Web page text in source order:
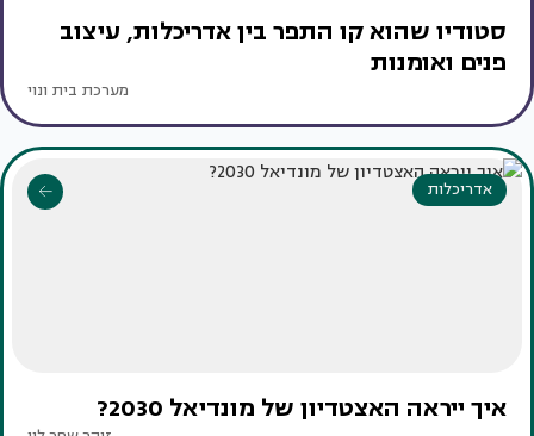
סטודיו שהוא קו התפר בין אדריכלות, עיצוב
פנים ואומנות
מערכת בית ונוי
אדריכלות
איך ייראה האצטדיון של מונדיאל 2030?